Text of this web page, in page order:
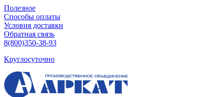
Полезное
Способы оплаты
Условия доставки
Обратная связь
8(800)350-38-93
Круглосуточно